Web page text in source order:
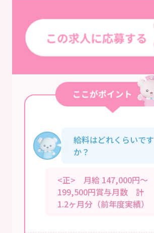
給料はどれくらいです
か？
<正> 月給 147,000円～
199,500円賞与月数 計
1.2ヶ月分（前年度実績）